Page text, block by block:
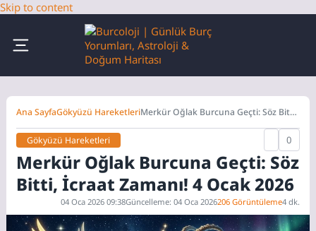
Skip to content
Ana SayfaGökyüzü HareketleriMerkür Oğlak Burcuna Geçti: Söz Bitti,
Gökyüzü Hareketleri
0
Merkür Oğlak Burcuna Geçti: Söz
Bitti, İcraat Zamanı! 4 Ocak 2026
04 Oca 2026 09:38Güncelleme: 04 Oca 2026206 Görüntüleme4 dk.